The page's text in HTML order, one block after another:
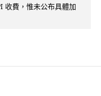
收費，惟未公布具體加